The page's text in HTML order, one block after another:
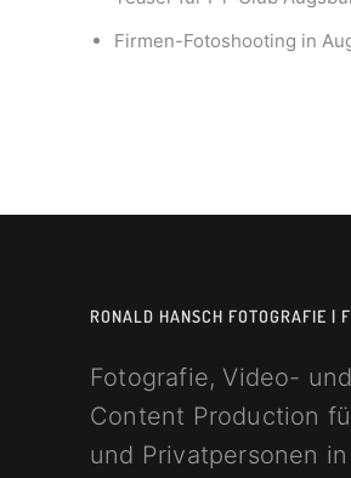
Firmen-Fotoshooting in
RONALD HANSCH FOTOGRAFIE |
Fotografie, Video- und
Content Production
und Privatpersonen in